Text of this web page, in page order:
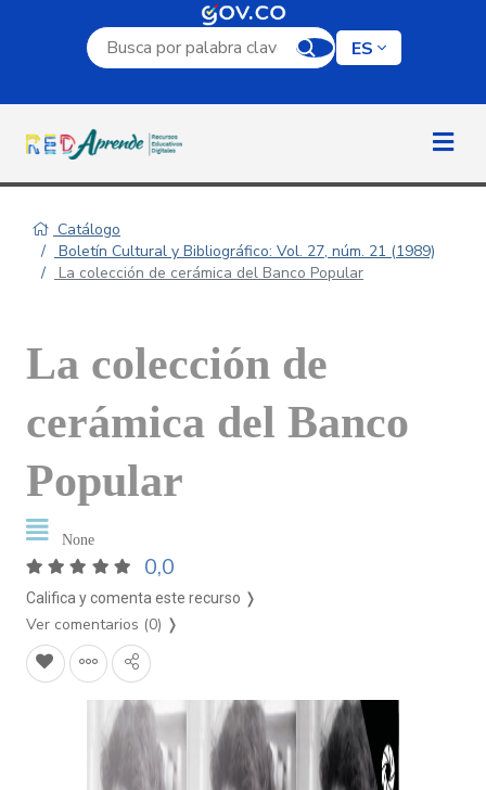
Campo de búsqueda por palabra clave
ES
Catálogo
Boletín Cultural y Bibliográfico: Vol. 27, núm. 21 (1989)
La colección de cerámica del Banco Popular
La colección de
cerámica del Banco
Popular
None
0,0
Califica y comenta este recurso ❭
Ver comentarios (0) ❭